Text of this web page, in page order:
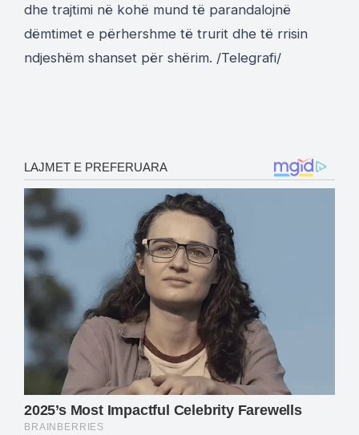
dhe trajtimi në kohë mund të parandalojnë
dëmtimet e përhershme të trurit dhe të rrisin
ndjeshëm shanset për shërim. /Telegrafi/